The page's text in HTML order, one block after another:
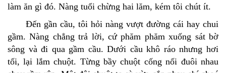
làm ăn gì đó. Nàng tuổi chừng hai lăm, kém tôi chút ít.
Ðến gần cầu, tôi hỏi nàng vượt đường cái hay chui
gầm. Nàng chẳng trả lời, cứ phăm phăm xuống sát bờ
sông và đi qua gầm cầu. Dưới cầu khô ráo nhưng hơi
tối, lại lắm chuột. Từng bầy chuột cống nối đuôi nhau